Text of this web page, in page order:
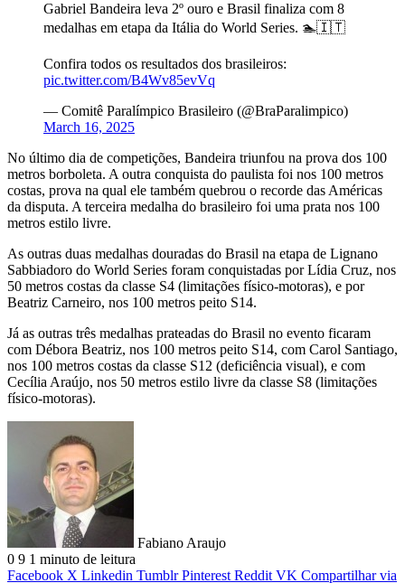
Gabriel Bandeira leva 2º ouro e Brasil finaliza com 8
medalhas em etapa da Itália do World Series. 🏊🇮🇹
Confira todos os resultados dos brasileiros:
pic.twitter.com/B4Wv85evVq
— Comitê Paralímpico Brasileiro (@BraParalimpico)
March 16, 2025
No último dia de competições, Bandeira triunfou na prova dos 100
metros borboleta. A outra conquista do paulista foi nos 100 metros
costas, prova na qual ele também quebrou o recorde das Américas
da disputa. A terceira medalha do brasileiro foi uma prata nos 100
metros estilo livre.
As outras duas medalhas douradas do Brasil na etapa de Lignano
Sabbiadoro do World Series foram conquistadas por Lídia Cruz, nos
50 metros costas da classe S4 (limitações físico-motoras), e por
Beatriz Carneiro, nos 100 metros peito S14.
Já as outras três medalhas prateadas do Brasil no evento ficaram
com Débora Beatriz, nos 100 metros peito S14, com Carol Santiago,
nos 100 metros costas da classe S12 (deficiência visual), e com
Cecília Araújo, nos 50 metros estilo livre da classe S8 (limitações
físico-motoras).
Fabiano Araujo
0 9 1 minuto de leitura
Facebook X Linkedin Tumblr Pinterest Reddit VK Compartilhar via